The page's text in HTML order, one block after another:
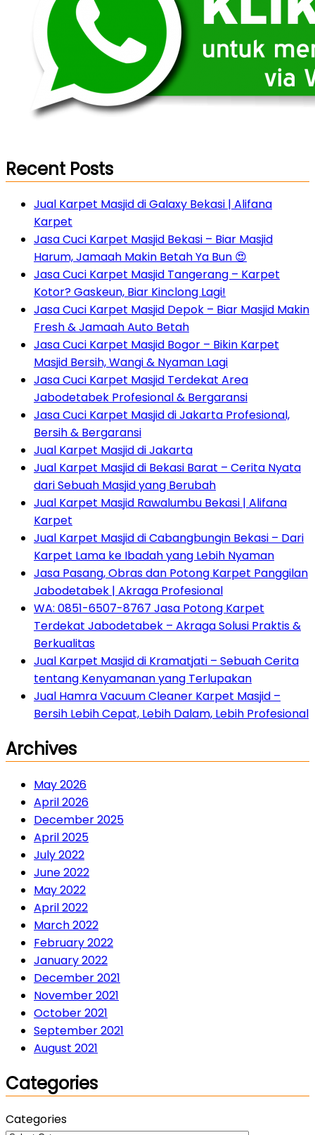
Recent Posts
Jual Karpet Masjid di Galaxy Bekasi | Alifana
Karpet
Jasa Cuci Karpet Masjid Bekasi – Biar Masjid
Harum, Jamaah Makin Betah Ya Bun 😍
Jasa Cuci Karpet Masjid Tangerang – Karpet
Kotor? Gaskeun, Biar Kinclong Lagi!
Jasa Cuci Karpet Masjid Depok – Biar Masjid Makin
Fresh & Jamaah Auto Betah
Jasa Cuci Karpet Masjid Bogor – Bikin Karpet
Masjid Bersih, Wangi & Nyaman Lagi
Jasa Cuci Karpet Masjid Terdekat Area
Jabodetabek Profesional & Bergaransi
Jasa Cuci Karpet Masjid di Jakarta Profesional,
Bersih & Bergaransi
Jual Karpet Masjid di Jakarta
Jual Karpet Masjid di Bekasi Barat – Cerita Nyata
dari Sebuah Masjid yang Berubah
Jual Karpet Masjid Rawalumbu Bekasi | Alifana
Karpet
Jual Karpet Masjid di Cabangbungin Bekasi – Dari
Karpet Lama ke Ibadah yang Lebih Nyaman
Jasa Pasang, Obras dan Potong Karpet Panggilan
Jabodetabek | Akraga Profesional
WA: 0851-6507-8767 Jasa Potong Karpet
Terdekat Jabodetabek – Akraga Solusi Praktis &
Berkualitas
Jual Karpet Masjid di Kramatjati – Sebuah Cerita
tentang Kenyamanan yang Terlupakan
Jual Hamra Vacuum Cleaner Karpet Masjid –
Bersih Lebih Cepat, Lebih Dalam, Lebih Profesional
Archives
May 2026
April 2026
December 2025
April 2025
July 2022
June 2022
May 2022
April 2022
March 2022
February 2022
January 2022
December 2021
November 2021
October 2021
September 2021
August 2021
Categories
Categories